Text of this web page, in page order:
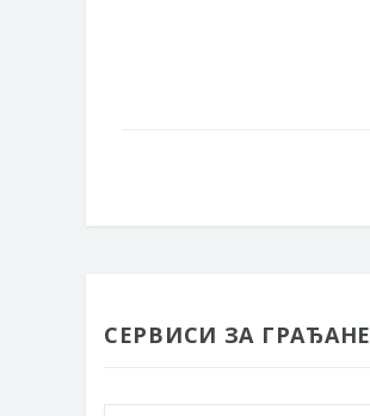
СЕРВИСИ ЗА ГРАЂАНЕ